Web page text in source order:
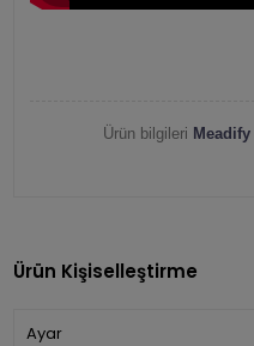
Ürün bilgileri Meadify
Ürün Kişiselleştirme
Ayar